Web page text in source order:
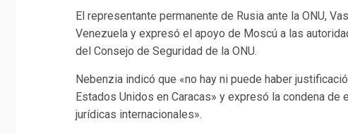
El representante permanente de Rusia ante la ONU,
Venezuela y expresó el apoyo de Moscú a las
del Consejo de Seguridad de la ONU.
Nebenzia indicó que «no hay ni puede haber
Estados Unidos en Caracas» y expresó la condena
jurídicas internacionales».